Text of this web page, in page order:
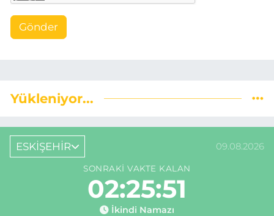
Gönder
Yükleniyor...
ESKİŞEHİR 09.08.2026
SONRAKI VAKTE KALAN
02:25:50
İkindi Namazı